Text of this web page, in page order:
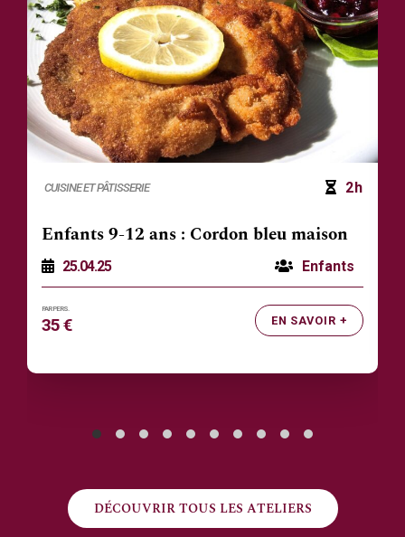
CUISINE ET PÂTISSERIE 2h
Enfants 9-12 ans : Cordon bleu maison
Enfants
25.04.25
EN SAVOIR +
35 €
DÉCOUVRIR TOUS LES ATELIERS